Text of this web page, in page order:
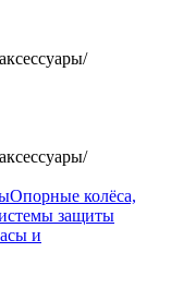
/
/
Опорные колёса,
защиты
и